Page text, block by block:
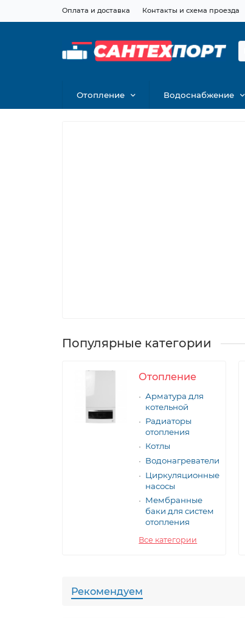
Оплата и доставка Контакты и схема проезда
Отопление Водоснабжение
Популярные категории
Отопление
Арматура для
котельной
Радиаторы
отопления
Котлы
Водонагреватели
Циркуляционные
насосы
Мембранные
баки для систем
отопления
Все категории
Рекомендуем